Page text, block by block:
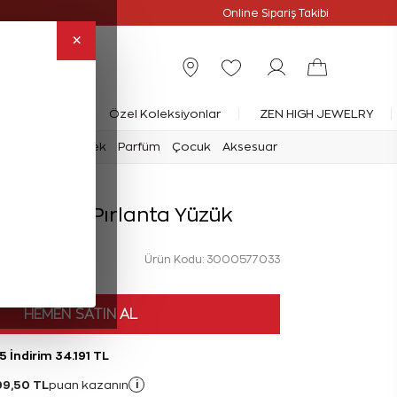
×
Online Sipariş Takibi
Yüzük Özel Koleksiyonlar ZEN HIGH JEWELRY
Erkek Parfüm Çocuk Aksesuar
Reina Pırlanta Yüzük
Ürün Kodu: 3000577033
HEMEN SATIN AL
İndirim 34.191 TL
TL puan kazanın i